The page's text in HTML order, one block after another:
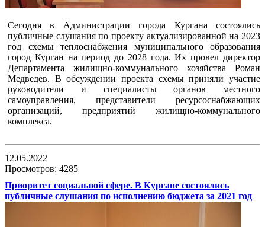
Сегодня в Администрации города Кургана состоялись
публичные слушания по проекту актуализированной на 2023
год схемы теплоснабжения муниципального образования
город Курган на период до 2028 года. Их провел директор
Департамента жилищно-коммунального хозяйства Роман
Медведев. В обсуждении проекта схемы приняли участие
руководители и специалисты органов местного
самоуправления, представители ресурсоснабжающих
организаций, предприятий жилищно-коммунального
комплекса.
12.05.2022
Просмотров: 4285
Приоритет социальной сфере. В Кургане состоялись
публичные слушания по исполнению бюджета за 2021 год